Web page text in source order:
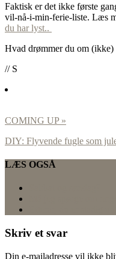
Faktisk er det ikke første
vil-nå-i-min-ferie-liste. Læs
du har lyst..
Hvad drømmer du om (ikke)
// S
COMING UP »
DIY: Flyvende fugle som
LÆS OGSÅ
Skriv et svar
Din e-mailadresse vil ikke